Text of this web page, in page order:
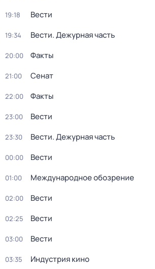
19:18 Вести
19:34 Вести. Дежурная часть
20:00 Факты
21:00 Сенат
22:00 Факты
23:00 Вести
23:30 Вести. Дежурная часть
00:00 Вести
01:00 Международное обозрение
02:00 Вести
02:25 Вести
03:00 Вести
03:35 Индустрия кино